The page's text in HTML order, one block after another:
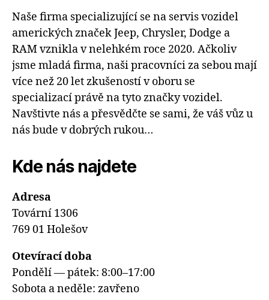
Naše firma specializující se na servis vozidel
amerických značek Jeep, Chrysler, Dodge a
RAM vznikla v nelehkém roce 2020. Ačkoliv
jsme mladá firma, naši pracovníci za sebou mají
více než 20 let zkušeností v oboru se
specializací právě na tyto značky vozidel.
Navštivte nás a přesvědčte se sami, že váš vůz u
nás bude v dobrých rukou…
Kde nás najdete
Adresa
Tovární 1306
769 01 Holešov
Otevírací doba
Pondělí — pátek: 8:00–17:00
Sobota a neděle: zavřeno